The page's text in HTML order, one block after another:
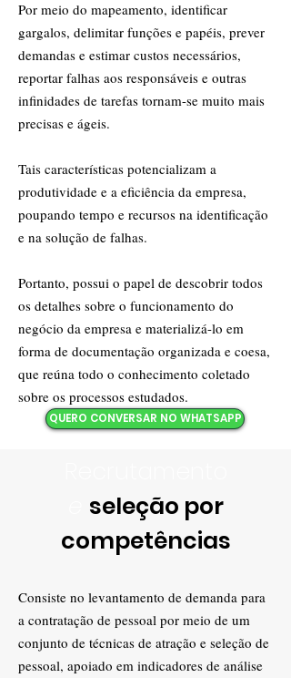
Por meio do mapeamento, identificar
gargalos, delimitar funções e papéis, prever
demandas e estimar custos necessários,
reportar falhas aos responsáveis e outras
infinidades de tarefas tornam-se muito mais
precisas e ágeis.
Tais características potencializam a
produtividade e a eficiência da empresa,
poupando tempo e recursos na identificação
e na solução de falhas.
Portanto, possui o papel de descobrir todos
os detalhes sobre o funcionamento do
negócio da empresa e materializá-lo em
forma de documentação organizada e coesa,
que reúna todo o conhecimento coletado
sobre os processos estudados.
QUERO CONVERSAR NO WHATSAPP
seleção por
competências
Consiste no levantamento de demanda para
a contratação de pessoal por meio de um
conjunto de técnicas de atração e seleção de
pessoal, apoiado em indicadores de análise